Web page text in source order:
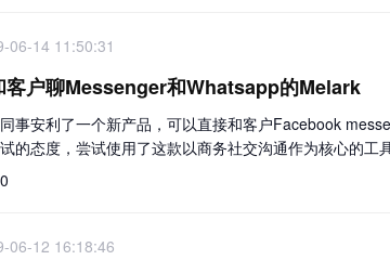
06-14 11:50:31
客户聊Messenger和Whatsapp的Melark
事安利了一个新产品，可以直接和客户Facebook
的态度，尝试使用了这款以商务社交沟通作为核心的工
0
06-12 16:18:46